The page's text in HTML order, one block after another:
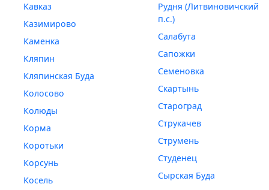
Кавказ
Казимирово
Каменка
Кляпин
Кляпинская Буда
Колосово
Колюды
Корма
Коротьки
Корсунь
Косель
Рудня (Литвиновичский
п.с.)
Салабута
Сапожки
Семеновка
Скартынь
Староград
Струкачев
Струмень
Студенец
Сырская Буда